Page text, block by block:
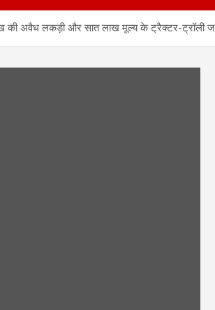
की अवैध लकड़ी और सात लाख मूल्य के ट्रैक्टर-ट्रॉली